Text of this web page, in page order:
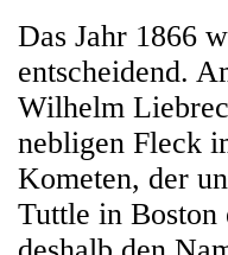
Das Jahr 1866
entscheidend.
Wilhelm
nebligen Fleck
Kometen, der
Tuttle in